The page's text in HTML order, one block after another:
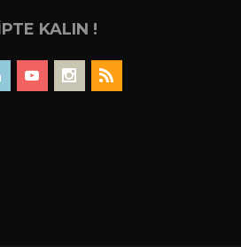
KALIN !